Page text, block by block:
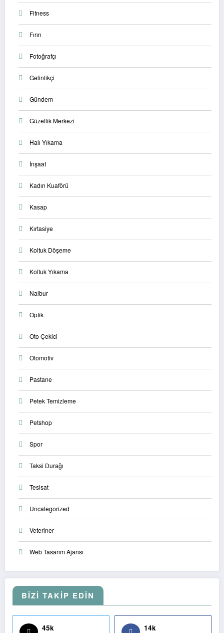
Fitness
Fırın
Fotoğrafçı
Gelinlikçi
Gündem
Güzellik Merkezi
Halı Yıkama
İnşaat
Kadın Kuaförü
Kasap
Kırtasiye
Koltuk Döşeme
Koltuk Yıkama
Nalbur
Optik
Oto Çekici
Otomotiv
Pastane
Petek Temizleme
Petshop
Spor
Taksi Durağı
Tesisat
Uncategorized
Veteriner
Web Tasarım Ajansı
BİZİ TAKİP EDİN
45k 14k